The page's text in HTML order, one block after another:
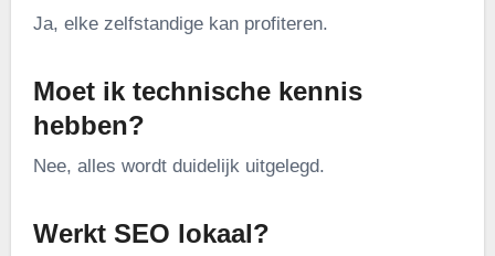
Ja, elke zelfstandige kan profiteren.
Moet ik technische kennis
hebben?
Nee, alles wordt duidelijk uitgelegd.
Werkt SEO lokaal?